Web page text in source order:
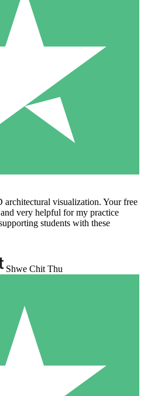
architectural visualization. Your free
very helpful for my practice
students with these
Shwe Chit Thu